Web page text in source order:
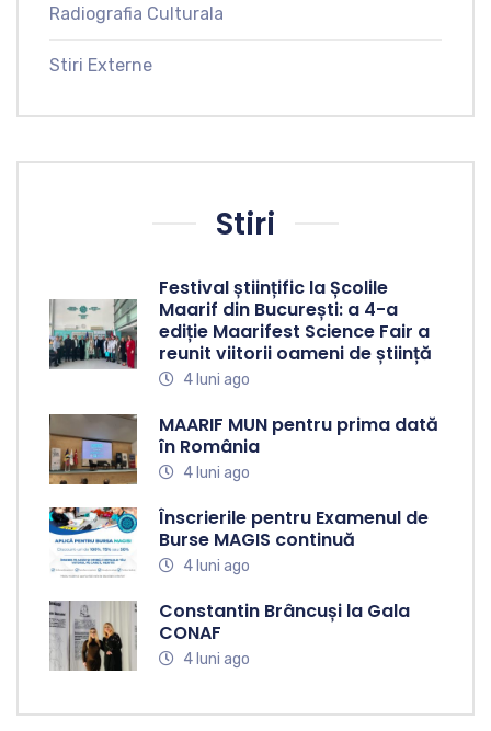
Radiografia Culturala
Stiri Externe
Stiri
Festival științific la Școlile
Maarif din București: a 4-a
ediție Maarifest Science Fair a
reunit viitorii oameni de știință
4 luni ago
MAARIF MUN pentru prima dată
în România
4 luni ago
Înscrierile pentru Examenul de
Burse MAGIS continuă
4 luni ago
Constantin Brâncuși la Gala
CONAF
4 luni ago